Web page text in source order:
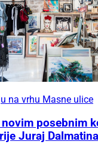
na vrhu Masne ulice
posebnim
Juraj